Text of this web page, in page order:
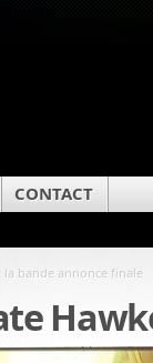
CONTACT
la bande annonce finale